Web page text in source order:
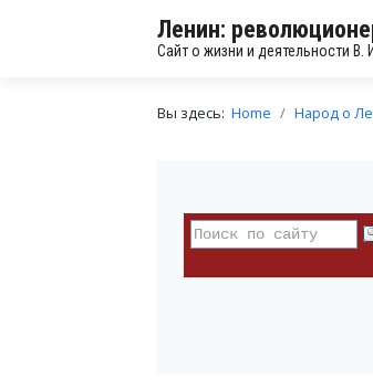
Ленин:
Сайт о жизни и деятельности В.
Вы здесь: Home Народ о